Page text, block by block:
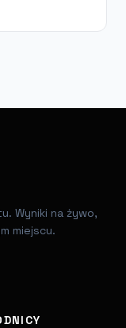
Wyniki na żywo,
miejscu.